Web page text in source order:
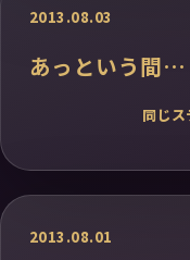
2013.08.03
あっという間…
同じステ
2013.08.01